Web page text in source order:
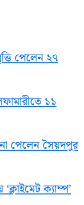
পেলেন ২৭
১১
পেলেন সৈয়দপুর
ক্যাম্প’